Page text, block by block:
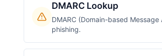
DMARC Lookup
DMARC (Domain-based
phishing.